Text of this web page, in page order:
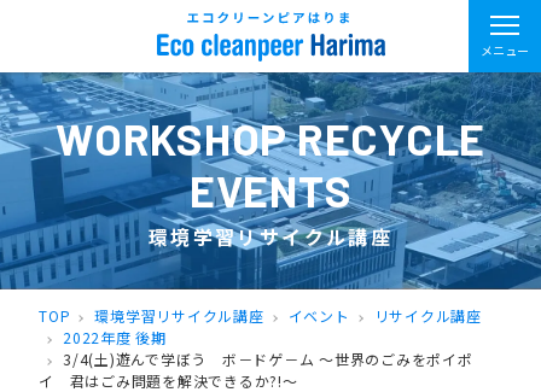
メニュー
WORKSHOP RECYCLE
EVENTS
環境学習リサイクル講座
TOP 環境学習リサイクル講座 イベント
リサイクル講座
2022年度 後期
3/4(土)遊んで学ぼう ボ－ドゲ－ム ～世界のごみをポイポ
イ 君はごみ問題を解決できるか?!～